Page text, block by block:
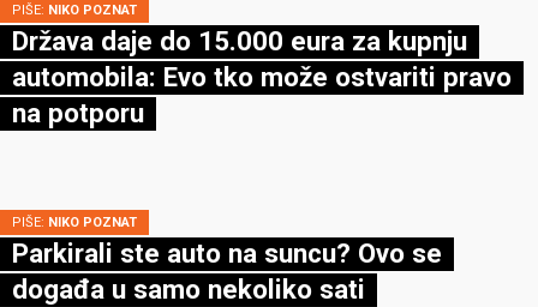
PIŠE: NIKO POZNAT
Država daje do 15.000 eura za kupnju
automobila: Evo tko može ostvariti pravo
na potporu
PIŠE: NIKO POZNAT
Parkirali ste auto na suncu? Ovo se
događa u samo nekoliko sati